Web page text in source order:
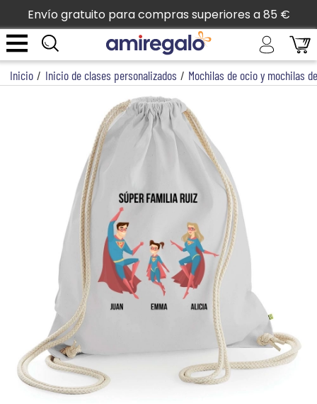
Envío gratuito para compras superiores a 85 €
Inicio / Inicio de clases personalizados / Mochilas de ocio y mochilas